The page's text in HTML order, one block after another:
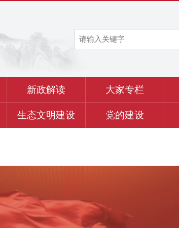
新政解读 大家专栏
生态文明建设 党的建设